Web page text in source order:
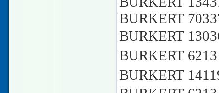
BURKERT
BURKERT
BURKERT
BURKERT